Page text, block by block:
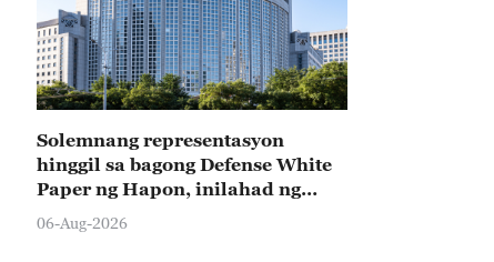
Solemnang representasyon
hinggil sa bagong Defense White
Paper ng Hapon, inilahad ng
Tsina
06-Aug-2026